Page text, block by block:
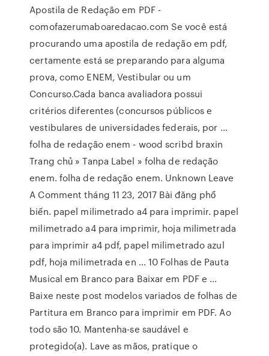
Apostila de Redação em PDF -
comofazerumaboaredacao.com Se você está
procurando uma apostila de redação em pdf,
certamente está se preparando para alguma
prova, como ENEM, Vestibular ou um
Concurso.Cada banca avaliadora possui
critérios diferentes (concursos públicos e
vestibulares de universidades federais, por …
folha de redação enem - wood scribd braxin
Trang chủ » Tanpa Label » folha de redação
enem. folha de redação enem. Unknown Leave
A Comment tháng 11 23, 2017 Bài đăng phổ
biến. papel milimetrado a4 para imprimir. papel
milimetrado a4 para imprimir, hoja milimetrada
para imprimir a4 pdf, papel milimetrado azul
pdf, hoja milimetrada en … 10 Folhas de Pauta
Musical em Branco para Baixar em PDF e ...
Baixe neste post modelos variados de folhas de
Partitura em Branco para imprimir em PDF. Ao
todo são 10. Mantenha-se saudável e
protegido(a). Lave as mãos, pratique o